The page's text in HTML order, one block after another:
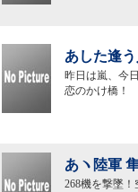
あした逢う
昨日は嵐、今
恋のかけ橋！
あヽ陸軍
268機を撃墜